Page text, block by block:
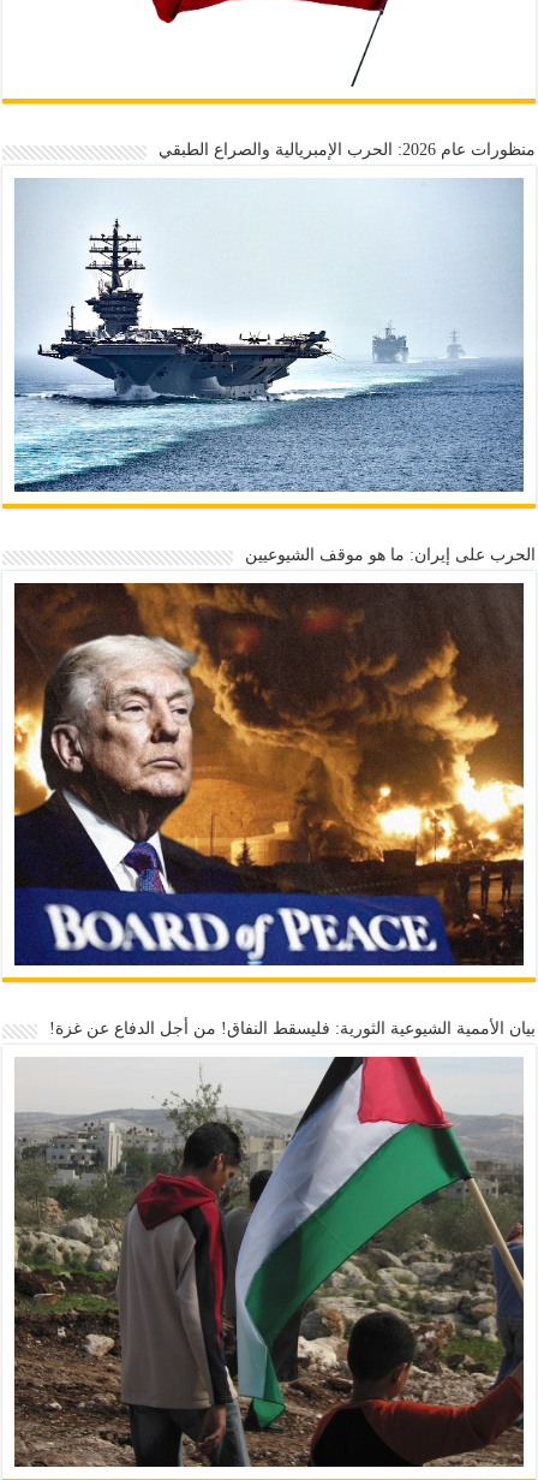
منظورات عام 2026: الحرب الإمبريالية والصراع الطبقي
الحرب على إيران: ما هو موقف الشيوعيين
بيان الأممية الشيوعية الثورية: فليسقط النفاق! من أجل الدفاع عن غزة!